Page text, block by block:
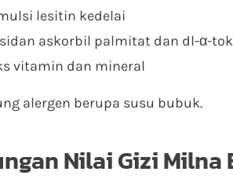
lesitin kedelai
askorbil palmitat dan dl-α-
vitamin dan mineral
alergen berupa susu bubuk.
Nilai Gizi